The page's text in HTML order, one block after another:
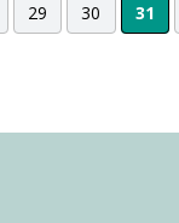
29 30
31